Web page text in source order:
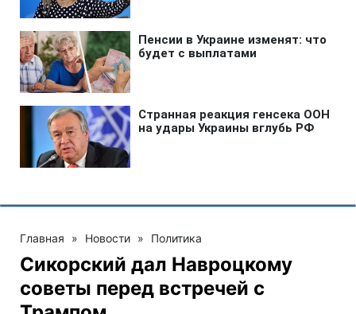
Главная » Новости » Политика
Сикорский дал Навроцкому
советы перед встречей с